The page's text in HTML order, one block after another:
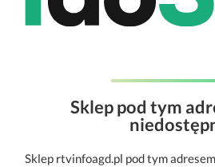
Sklep pod tym
Sklep rtvinfoagd.pl pod tym